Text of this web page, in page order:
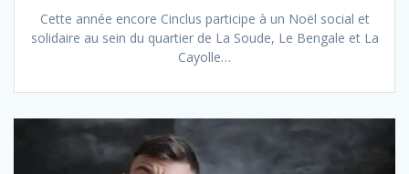
Cette année encore Cinclus participe à un Noël social et
solidaire au sein du quartier de La Soude, Le Bengale et La
Cayolle…